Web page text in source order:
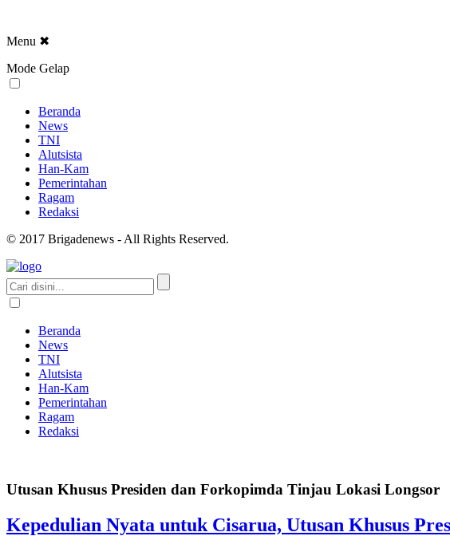
Menu ✖
Mode Gelap
Beranda
News
TNI
Alutsista
Han-Kam
Pemerintahan
Ragam
Redaksi
© 2017 Brigadenews - All Rights Reserved.
Beranda
News
TNI
Alutsista
Han-Kam
Pemerintahan
Ragam
Redaksi
Utusan Khusus Presiden dan Forkopimda Tinjau Lokasi Longsor
Kepedulian Nyata untuk Cisarua, Utusan Khusus